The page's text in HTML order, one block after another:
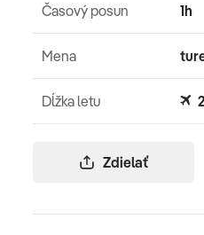
Zdielať
Časový posun 1h
Mena
Dĺžka letu